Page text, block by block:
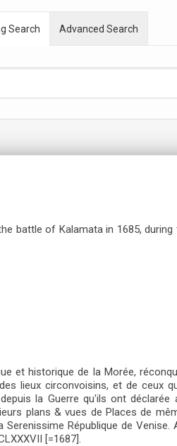
Search Advanced Search
battle of Kalamata in 1685, during
et historique de la Morée,
lieux circonvoisins, et de ceux
la Guerre qu'ils ont déclarée
plans & vues de Places de
République de Venise.
[=1687].